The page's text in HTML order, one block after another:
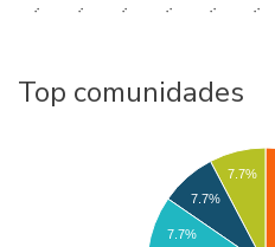
.. .. .. .. .. ..
Top comunidades
7.7%
7.7%
7.7%